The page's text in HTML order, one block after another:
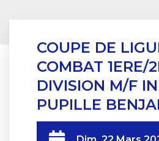
COUPE DE
COMBAT 1ERE/
DIVISION M/F
PUPILLE